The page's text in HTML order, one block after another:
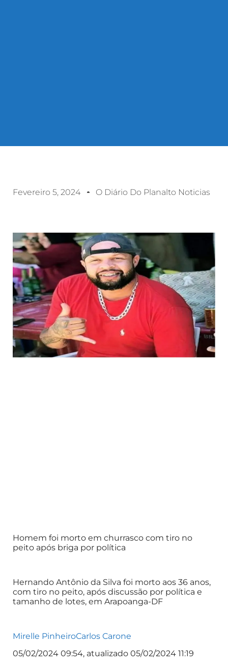
Fevereiro 5, 2024 O Diário Do Planalto Noticias
Homem foi morto em churrasco com tiro no
peito após briga por política
Hernando Antônio da Silva foi morto aos 36 anos,
com tiro no peito, após discussão por política e
tamanho de lotes, em Arapoanga-DF
Mirelle PinheiroCarlos Carone
05/02/2024 09:54, atualizado 05/02/2024 11:19